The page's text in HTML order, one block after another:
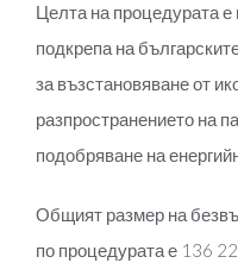
Целта на процедурата
подкрепа на
за възстановяване от
разпространението на
подобряване на
Общият размер на
по процедурата е 136